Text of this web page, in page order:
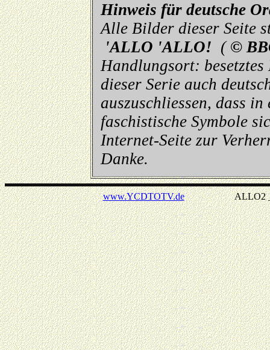
Hinweis für deutsche
Alle Bilder dieser Seite
'ALLO 'ALLO! ( ©
Handlungsort:
dieser Serie auch
auszuschliessen, dass in
faschistische Symbole
Internet-Seite zur
Danke.
www.YCDTOTV.deALLO2 _